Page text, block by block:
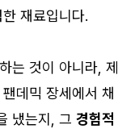
재료입니다.
는 것이 아니라, 제
데믹 장세에서 채
냈는지, 그 경험적